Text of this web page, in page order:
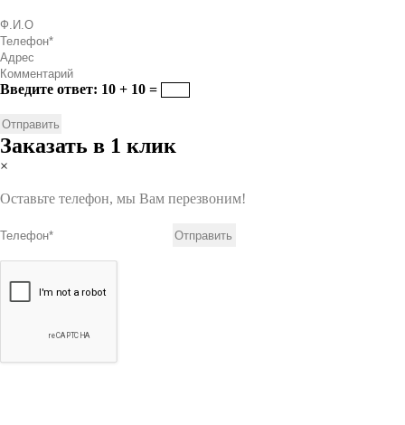
Введите ответ: 10 + 10 =
Заказать в 1 клик
×
Оставьте телефон, мы Вам перезвоним!